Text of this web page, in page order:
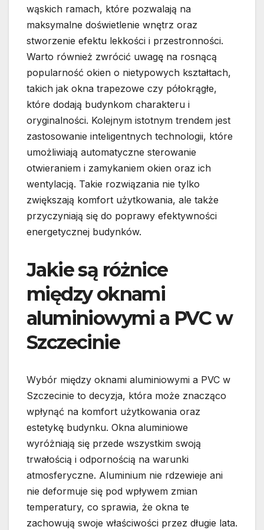
wąskich ramach, które pozwalają na
maksymalne doświetlenie wnętrz oraz
stworzenie efektu lekkości i przestronności.
Warto również zwrócić uwagę na rosnącą
popularność okien o nietypowych kształtach,
takich jak okna trapezowe czy półokrągłe,
które dodają budynkom charakteru i
oryginalności. Kolejnym istotnym trendem jest
zastosowanie inteligentnych technologii, które
umożliwiają automatyczne sterowanie
otwieraniem i zamykaniem okien oraz ich
wentylacją. Takie rozwiązania nie tylko
zwiększają komfort użytkowania, ale także
przyczyniają się do poprawy efektywności
energetycznej budynków.
Jakie są różnice
między oknami
aluminiowymi a PVC w
Szczecinie
Wybór między oknami aluminiowymi a PVC w
Szczecinie to decyzja, która może znacząco
wpłynąć na komfort użytkowania oraz
estetykę budynku. Okna aluminiowe
wyróżniają się przede wszystkim swoją
trwałością i odpornością na warunki
atmosferyczne. Aluminium nie rdzewieje ani
nie deformuje się pod wpływem zmian
temperatury, co sprawia, że okna te
zachowują swoje właściwości przez długie lata.